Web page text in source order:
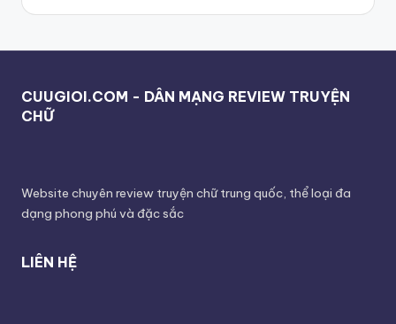
CUUGIOI.COM - DÂN MẠNG REVIEW TRUYỆN
CHỮ
Website chuyên review truyện chữ trung quốc, thể loại đa
dạng phong phú và đặc sắc
LIÊN HỆ